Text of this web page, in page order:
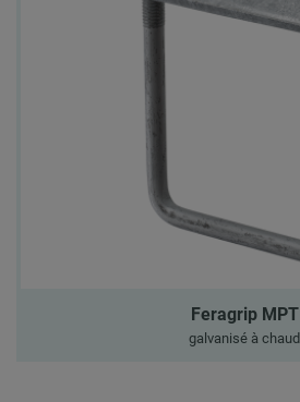
Feragrip MPT
galvanisé à chaud